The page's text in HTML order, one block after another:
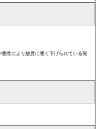
意により故意に悪く下げられている冤